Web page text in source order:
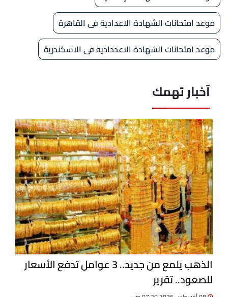
موعد امتحانات الشهادة الاعدادية فى القاهرة
موعد امتحانات الشهادة الاعددادية فى الاسكندرية
آخبار تهمك
الذهب يلمع من جديد.. 3 عوامل تدفع الأسعار
للصعود.. تقرير